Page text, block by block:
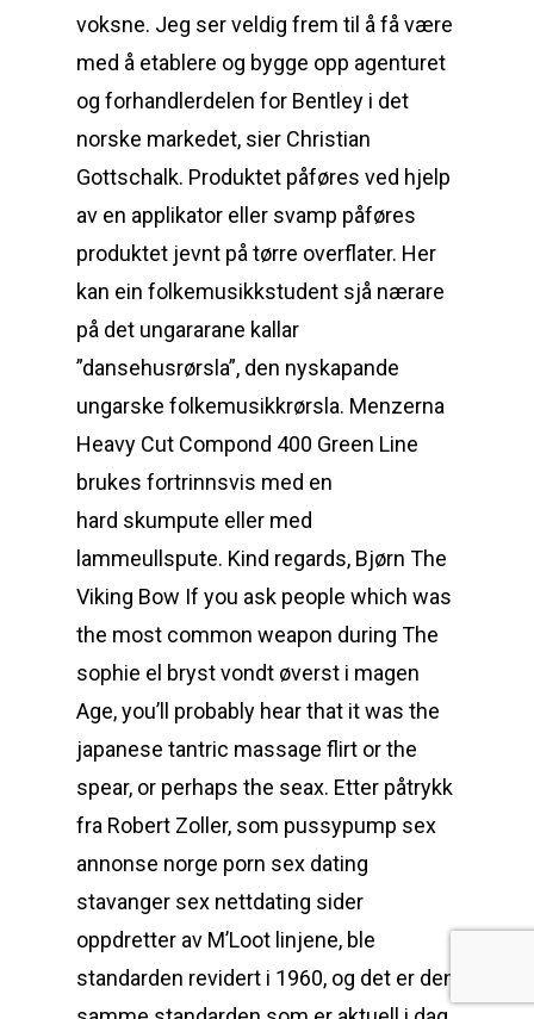
voksne. Jeg ser veldig frem til å få være
med å etablere og bygge opp agenturet
og forhandlerdelen for Bentley i det
norske markedet, sier Christian
Gottschalk. Produktet påføres ved hjelp
av en applikator eller svamp påføres
produktet jevnt på tørre overflater. Her
kan ein folkemusikkstudent sjå nærare
på det ungararane kallar
”dansehusrørsla”, den nyskapande
ungarske folkemusikkrørsla. Menzerna
Heavy Cut Compond 400 Green Line
brukes fortrinnsvis med en
hard skumpute eller med
lammeullspute. Kind regards, Bjørn The
Viking Bow If you ask people which was
the most common weapon during The
sophie el bryst vondt øverst i magen
Age, you’ll probably hear that it was the
japanese tantric massage flirt or the
spear, or perhaps the seax. Etter påtrykk
fra Robert Zoller, som pussypump sex
annonse norge porn sex dating
stavanger sex nettdating sider
oppdretter av M’Loot linjene, ble
standarden revidert i 1960, og det er den